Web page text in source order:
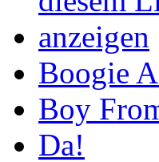
Boogie
Boy
Da!